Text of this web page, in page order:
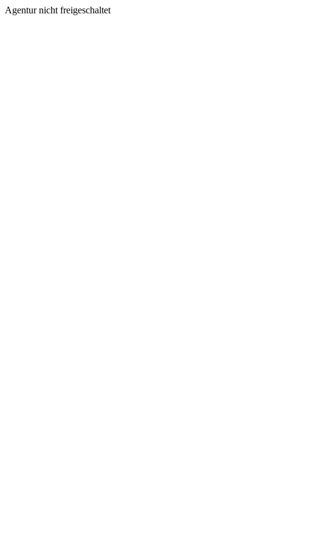
Agentur nicht freigeschaltet